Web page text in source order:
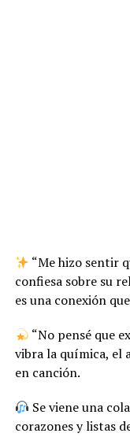
“Me hizo sentir
confiesa sobre su
es una conexión
“No pensé que
vibra la química, el
en canción.
Se viene una
corazones y listas